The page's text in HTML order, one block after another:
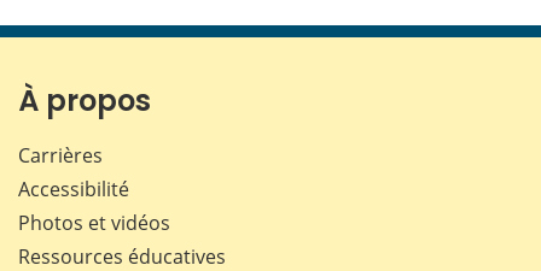
page page page page
À propos
Carrières
Accessibilité
Photos et vidéos
Ressources éducatives